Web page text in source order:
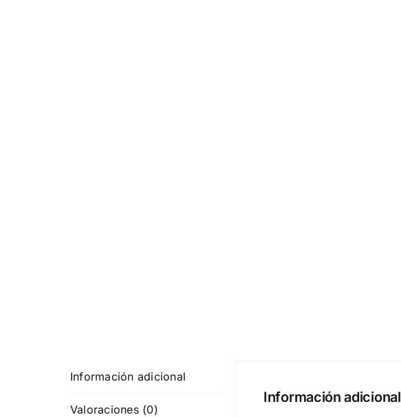
Información adicional
Valoraciones (0)
Información adicional